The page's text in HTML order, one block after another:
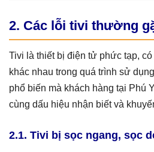
2. Các lỗi tivi thường
Tivi là thiết bị điện tử phức tạp,
khác nhau trong quá trình sử
phổ biến mà khách hàng tại Phú
cùng dấu hiệu nhận biết và
2.1. Tivi bị sọc ngang, sọc